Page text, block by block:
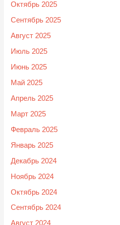
Октябрь 2025
Сентябрь 2025
Август 2025
Июль 2025
Июнь 2025
Май 2025
Апрель 2025
Март 2025
Февраль 2025
Январь 2025
Декабрь 2024
Ноябрь 2024
Октябрь 2024
Сентябрь 2024
Август 2024